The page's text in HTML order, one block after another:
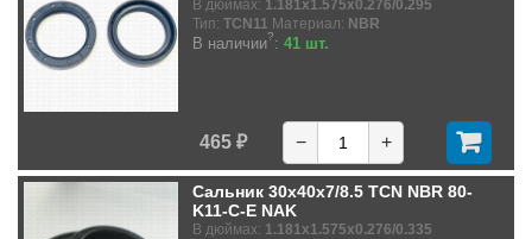
В дюймах: 1.181x1.575x0.276/0.295
Тип: TCN11 Материал: NBR
В наличии?: 41 шт.
465 ₽ − +
Сальник 30x40x7/8.5 TCN NBR 80-
K11-C-E NAK
В дюймах: 1.181x1.575x0.276/0.335